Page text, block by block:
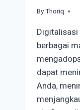
ByThoriq
May 31, 2024
berbagai
dapat
Anda,